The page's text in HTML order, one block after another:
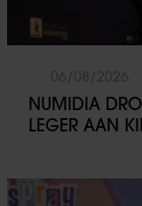
NUMIDIA
LEGER AAN